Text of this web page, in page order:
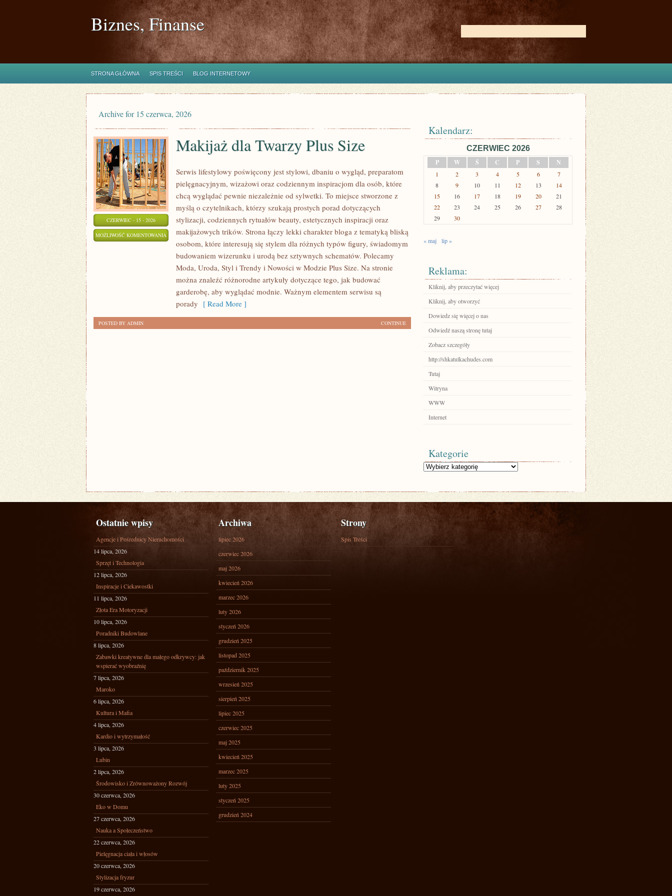
Biznes, Finanse
STRONA GŁÓWNA SPIS TREŚCI BLOG INTERNETOWY
Archive for 15 czerwca, 2026
CZERWIEC - 15 - 2026
MOŻLIWOŚĆ KOMENTOWANIA MAKIJAŻ
TWARZY
PLUS
SIZE
Makijaż dla Twarzy Plus Size
Serwis lifestylowy poświęcony jest stylowi, dbaniu o wygląd, preparatom
pielęgnacyjnym, wizażowi oraz codziennym inspiracjom dla osób, które
chcą wyglądać pewnie niezależnie od sylwetki. To miejsce stworzone z
myślą o czytelnikach, którzy szukają prostych porad dotyczących
stylizacji, codziennych rytuałów beauty, estetycznych inspiracji oraz
makijażowych trików. Strona łączy lekki charakter bloga z tematyką bliską
osobom, które interesują się stylem dla różnych typów figury, świadomym
budowaniem wizerunku i urodą bez sztywnych schematów. Polecamy
Moda, Uroda, Styl i Trendy i Nowości w Modzie Plus Size. Na stronie
można znaleźć różnorodne artykuły dotyczące tego, jak budować
garderobę, aby wyglądać modnie. Ważnym elementem serwisu są
porady [ Read More ]
CONTINUE
POSTED BY ADMIN
Kalendarz:
CZERWIEC 2026
P
W Ś C P S N
1 2 3 4 5 6
7
8
9 10 11 12 13
14
15
16 17 18 19 20
21
22
23 24 25 26 27
28
29
30
« maj lip »
Reklama:
Kliknij, aby przeczytać więcej
Kliknij, aby otworzyć
Dowiedz się więcej o nas
Odwiedź naszą stronę tutaj
Zobacz szczegóły
http://shkatulkachudes.com
Tutaj
Witryna
WWW
Internet
Kategorie
Kategorie
Ostatnie wpisy
Agencje i Pośrednicy Nieruchomości
14 lipca, 2026
Sprzęt i Technologia
12 lipca, 2026
Inspiracje i Ciekawostki
11 lipca, 2026
Złota Era Motoryzacji
10 lipca, 2026
Poradniki Budowlane
8 lipca, 2026
Zabawki kreatywne dla małego odkrywcy: jak
wspierać wyobraźnię
7 lipca, 2026
Maroko
6 lipca, 2026
Kultura i Mafia
4 lipca, 2026
Kardio i wytrzymałość
3 lipca, 2026
Lubin
2 lipca, 2026
Środowisko i Zrównoważony Rozwój
30 czerwca, 2026
Eko w Domu
27 czerwca, 2026
Nauka a Społeczeństwo
22 czerwca, 2026
Pielęgnacja ciała i włosów
20 czerwca, 2026
Stylizacja fryzur
19 czerwca, 2026
Archiwa
lipiec 2026
czerwiec 2026
maj 2026
kwiecień 2026
marzec 2026
luty 2026
styczeń 2026
grudzień 2025
listopad 2025
październik 2025
wrzesień 2025
sierpień 2025
lipiec 2025
czerwiec 2025
maj 2025
kwiecień 2025
marzec 2025
luty 2025
styczeń 2025
grudzień 2024
Strony
Spis Treści